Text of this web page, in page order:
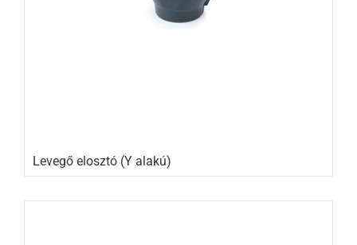
Levegő elosztó (Y alakú)